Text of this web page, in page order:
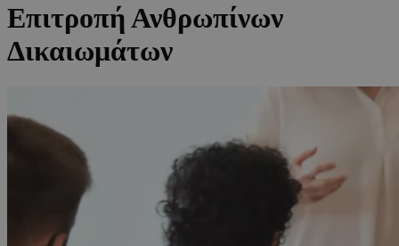
Επιτροπή Ανθρωπίνων
Δικαιωμάτων